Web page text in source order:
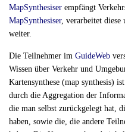
MapSynthesiser empfängt
MapSynthesiser, verarbeitet diese
weiter.
Die Teilnehmer im GuideWeb
Wissen über Verkehr und
Kartensynthese (map synthesis)
durch die Aggregation der
die man selbst zurückgelegt hat,
haben, sowie die, die andere